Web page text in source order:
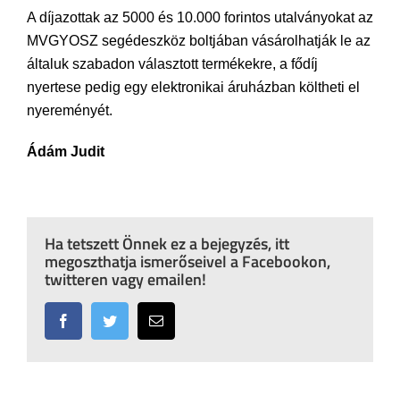
A díjazottak az 5000 és 10.000 forintos utalványokat az
MVGYOSZ segédeszköz boltjában vásárolhatják le az
általuk szabadon választott termékekre, a fődíj
nyertese pedig egy elektronikai áruházban költheti el
nyereményét.
Ádám Judit
Ha tetszett Önnek ez a bejegyzés, itt
megoszthatja ismerőseivel a Facebookon,
twitteren vagy emailen!
FacebookTwitter Email: